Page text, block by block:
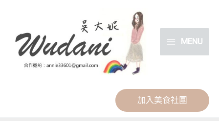
MENU
加入美食社團